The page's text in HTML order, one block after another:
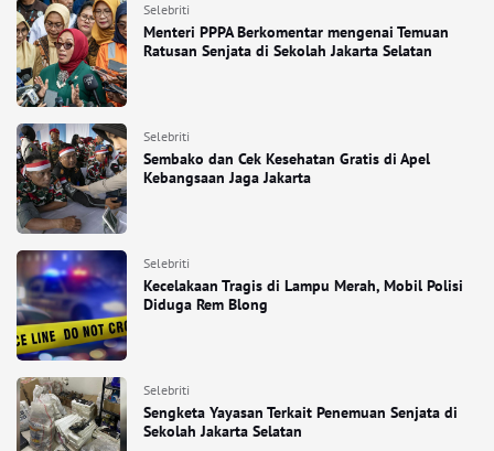
Selebriti
Menteri PPPA Berkomentar mengenai Temuan
Ratusan Senjata di Sekolah Jakarta Selatan
Selebriti
Sembako dan Cek Kesehatan Gratis di Apel
Kebangsaan Jaga Jakarta
Selebriti
Kecelakaan Tragis di Lampu Merah, Mobil Polisi
Diduga Rem Blong
Selebriti
Sengketa Yayasan Terkait Penemuan Senjata di
Sekolah Jakarta Selatan